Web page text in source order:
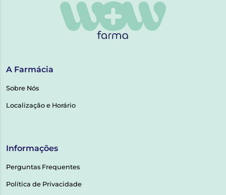
A Farmácia
Sobre Nós
Localização e Horário
Informações
Perguntas Frequentes
Política de Privacidade